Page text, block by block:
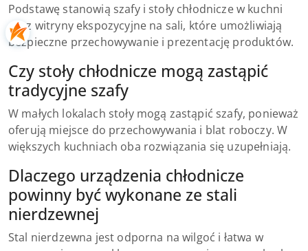
Podstawę stanowią szafy i stoły chłodnicze w kuchni
oraz witryny ekspozycyjne na sali, które umożliwiają
bezpieczne przechowywanie i prezentację produktów.
Czy stoły chłodnicze mogą zastąpić
tradycyjne szafy
W małych lokalach stoły mogą zastąpić szafy, ponieważ
oferują miejsce do przechowywania i blat roboczy. W
większych kuchniach oba rozwiązania się uzupełniają.
Dlaczego urządzenia chłodnicze
powinny być wykonane ze stali
nierdzewnej
Stal nierdzewna jest odporna na wilgoć i łatwa w